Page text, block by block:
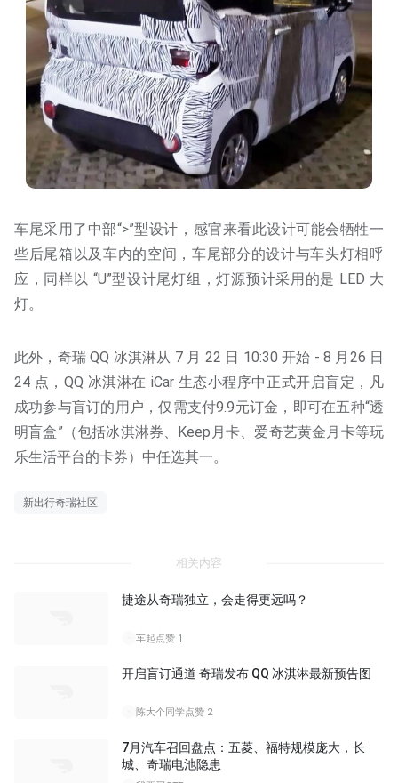
车尾采用了中部“>”型设计，感官来看此设计可能会牺牲一
些后尾箱以及车内的空间，车尾部分的设计与车头灯相呼
应，同样以 “U”型设计尾灯组，灯源预计采用的是 LED 大
灯。
此外，奇瑞 QQ 冰淇淋从 7 月 22 日 10:30 开始 - 8 月26 日
24 点，QQ 冰淇淋在 iCar 生态小程序中正式开启盲定，凡
成功参与盲订的用户，仅需支付9.9元订金，即可在五种“透
明盲盒”（包括冰淇淋券、Keep月卡、爱奇艺黄金月卡等玩
乐生活平台的卡券）中任选其一。
新出行奇瑞社区
相关内容
捷途从奇瑞独立，会走得更远吗？
车起点赞 1
开启盲订通道 奇瑞发布 QQ 冰淇淋最新预告图
陈大个同学点赞 2
7月汽车召回盘点：五菱、福特规模庞大，长
城、奇瑞电池隐患